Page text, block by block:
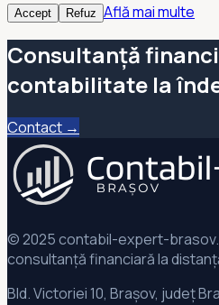
Accept Refuz Află mai multe
Consultanță
contabilitate la
Contact →
© 2025 contabil-expert-
consultanță financiară la
Bld. Victoriei 10, Brașov, județ